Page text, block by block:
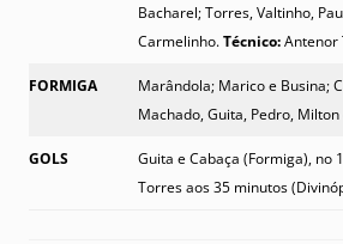
Bacharel; Torres, Valtinho,
Carmelinho.Técnico:Antenor
FORMIGA
Marândola; Marico e Busina;
Machado, Guita, Pedro, Milton
GOLS
Guita e Cabaça (Formiga), no
Torres aos 35 minutos